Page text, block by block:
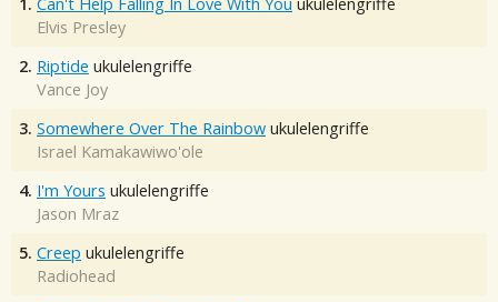
Elvis Presley
2. Riptide ukulelengriffe
Vance Joy
3. Somewhere Over The Rainbow ukulelengriffe
Israel Kamakawiwo'ole
4. I'm Yours ukulelengriffe
Jason Mraz
5. Creep ukulelengriffe
Radiohead